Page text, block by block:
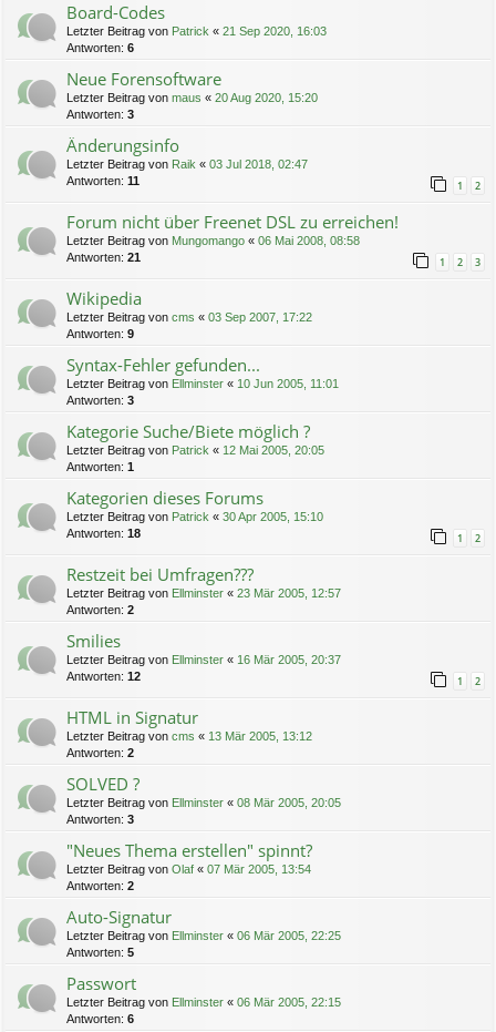
Board-Codes
Letzter Beitrag von Patrick « 21 Sep 2020, 16:03
Antworten: 6
Neue Forensoftware
Letzter Beitrag von maus « 20 Aug 2020, 15:20
Antworten: 3
Änderungsinfo
Letzter Beitrag von Raik « 03 Jul 2018, 02:47
Antworten: 11 1 2
Forum nicht über Freenet DSL zu erreichen!
Letzter Beitrag von Mungomango « 06 Mai 2008, 08:58
Antworten: 21 1 2 3
Wikipedia
Letzter Beitrag von cms « 03 Sep 2007, 17:22
Antworten: 9
Syntax-Fehler gefunden...
Letzter Beitrag von Ellminster « 10 Jun 2005, 11:01
Antworten: 3
Kategorie Suche/Biete möglich ?
Letzter Beitrag von Patrick « 12 Mai 2005, 20:05
Antworten: 1
Kategorien dieses Forums
Letzter Beitrag von Patrick « 30 Apr 2005, 15:10
Antworten: 18 1 2
Restzeit bei Umfragen???
Letzter Beitrag von Ellminster « 23 Mär 2005, 12:57
Antworten: 2
Smilies
Letzter Beitrag von Ellminster « 16 Mär 2005, 20:37
Antworten: 12 1 2
HTML in Signatur
Letzter Beitrag von cms « 13 Mär 2005, 13:12
Antworten: 2
SOLVED ?
Letzter Beitrag von Ellminster « 08 Mär 2005, 20:05
Antworten: 3
"Neues Thema erstellen" spinnt?
Letzter Beitrag von Olaf « 07 Mär 2005, 13:54
Antworten: 2
Auto-Signatur
Letzter Beitrag von Ellminster « 06 Mär 2005, 22:25
Antworten: 5
Passwort
Letzter Beitrag von Ellminster « 06 Mär 2005, 22:15
Antworten: 6